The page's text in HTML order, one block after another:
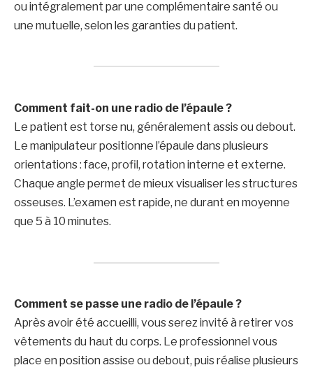
ou intégralement par une complémentaire santé ou
une mutuelle, selon les garanties du patient.
Comment fait-on une radio de l’épaule ?
Le patient est torse nu, généralement assis ou debout.
Le manipulateur positionne l’épaule dans plusieurs
orientations : face, profil, rotation interne et externe.
Chaque angle permet de mieux visualiser les structures
osseuses. L’examen est rapide, ne durant en moyenne
que 5 à 10 minutes.
Comment se passe une radio de l’épaule ?
Après avoir été accueilli, vous serez invité à retirer vos
vêtements du haut du corps. Le professionnel vous
place en position assise ou debout, puis réalise plusieurs